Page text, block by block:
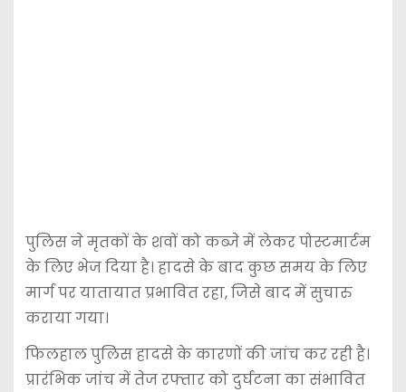
पुलिस ने मृतकों के शवों को कब्जे में लेकर पोस्टमार्टम
के लिए भेज दिया है। हादसे के बाद कुछ समय के लिए
मार्ग पर यातायात प्रभावित रहा, जिसे बाद में सुचारु
कराया गया।
फिलहाल पुलिस हादसे के कारणों की जांच कर रही है।
प्रारंभिक जांच में तेज रफ्तार को दुर्घटना का संभावित